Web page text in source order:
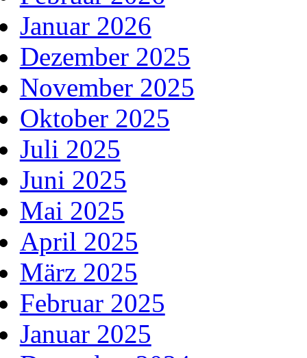
Januar 2026
Dezember 2025
November 2025
Oktober 2025
Juli 2025
Juni 2025
Mai 2025
April 2025
März 2025
Februar 2025
Januar 2025